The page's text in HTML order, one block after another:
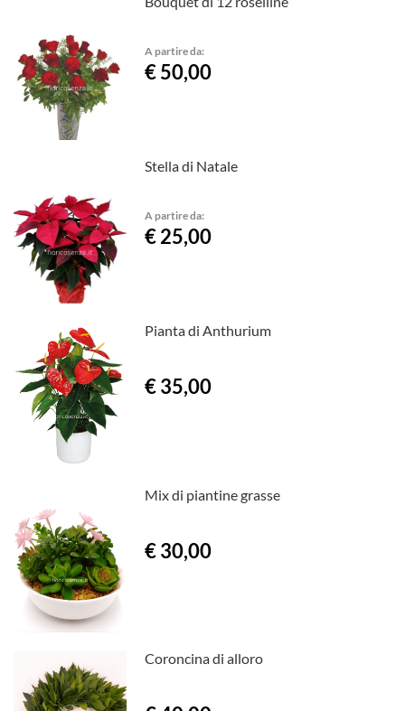
A partire da:
€ 50,00
Stella di Natale
A partire da:
€ 25,00
Pianta di Anthurium
€ 35,00
Mix di piantine grasse
€ 30,00
Coroncina di alloro